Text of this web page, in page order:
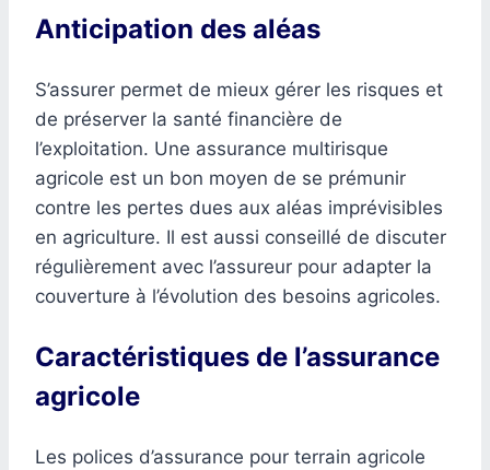
Anticipation des aléas
S’assurer permet de mieux gérer les risques et
de préserver la santé financière de
l’exploitation. Une assurance multirisque
agricole est un bon moyen de se prémunir
contre les pertes dues aux aléas imprévisibles
en agriculture. Il est aussi conseillé de discuter
régulièrement avec l’assureur pour adapter la
couverture à l’évolution des besoins agricoles.
Caractéristiques de l’assurance
agricole
Les polices d’assurance pour terrain agricole